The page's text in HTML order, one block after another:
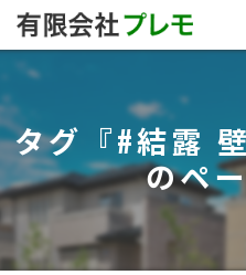
タグ『#結露
のペ